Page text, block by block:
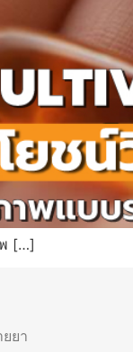
[…]
ยา